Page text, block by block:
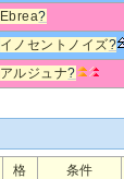
Ebrea?
イノセントノイズ?
アルジュナ?
格 条件